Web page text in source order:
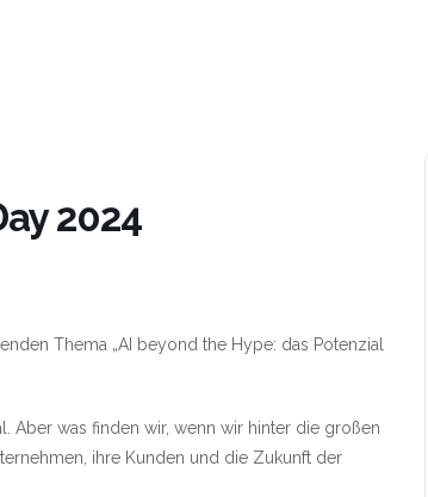
2024
Thema „AI beyond the Hype: das Potenzial
Aber was finden wir, wenn wir hinter die großen
ihre Kunden und die Zukunft der